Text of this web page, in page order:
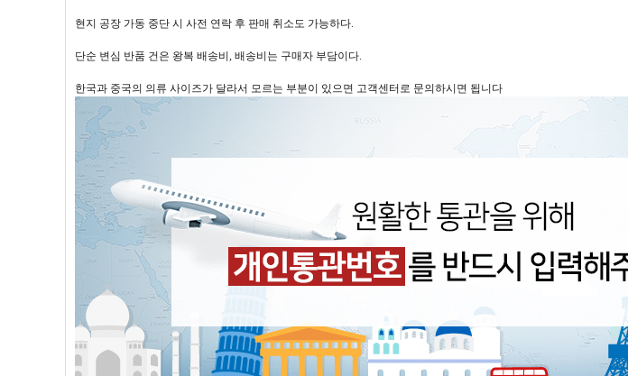
현지 공장 가동 중단 시 사전 연락 후 판매 취소도 가능하다.
단순 변심 반품 건은 왕복 배송비, 배송비는 구매자 부담이다.
한국과 중국의 의류 사이즈가 달라서 모르는 부분이 있으면 고객센터로 문의하시면 됩니다